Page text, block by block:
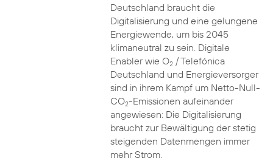
Deutschland braucht die
Digitalisierung und eine gelungene
Energiewende, um bis 2045
klimaneutral zu sein. Digitale
Enabler wie O2/ Telefónica
Deutschland und Energieversorger
sind in ihrem Kampf um Netto-Null-
CO2-Emissionen aufeinander
angewiesen: Die Digitalisierung
braucht zur Bewältigung der stetig
steigenden Datenmengen immer
mehr Strom.